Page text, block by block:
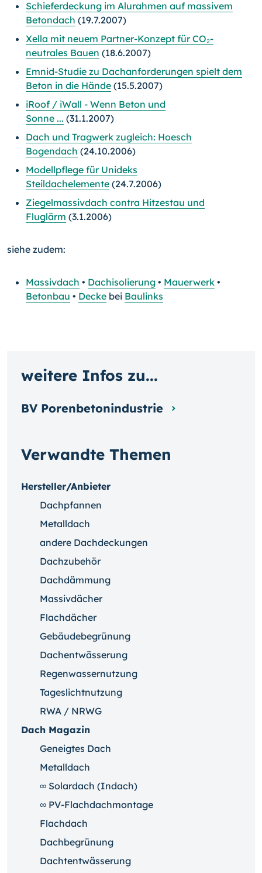
Schieferdeckung im Alurahmen auf massivem
Betondach (19.7.2007)
Xella mit neuem Partner-Konzept für CO₂-
neutrales Bauen (18.6.2007)
Emnid-Studie zu Dachanforderungen spielt dem
Beton in die Hände (15.5.2007)
iRoof / iWall - Wenn Beton und
Sonne ... (31.1.2007)
Dach und Tragwerk zugleich: Hoesch
Bogendach (24.10.2006)
Modellpflege für Unideks
Steildachelemente (24.7.2006)
Ziegelmassivdach contra Hitzestau und
Fluglärm (3.1.2006)
siehe zudem:
Massivdach • Dachisolierung • Mauerwerk •
Betonbau • Decke bei Baulinks
Verwandte Themen
Hersteller/Anbieter
Dachpfannen
Metalldach
andere Dachdeckungen
Dachzubehör
Dachdämmung
Massivdächer
Flachdächer
Gebäudebegrünung
Dachentwässerung
Regenwassernutzung
Tageslichtnutzung
RWA / NRWG
Dach Magazin
Geneigtes Dach
Metalldach
∞ Solardach (Indach)
∞ PV-Flachdachmontage
Flachdach
Dachbegrünung
Dachtentwässerung
weitere Infos zu...
BV Porenbetonindustrie